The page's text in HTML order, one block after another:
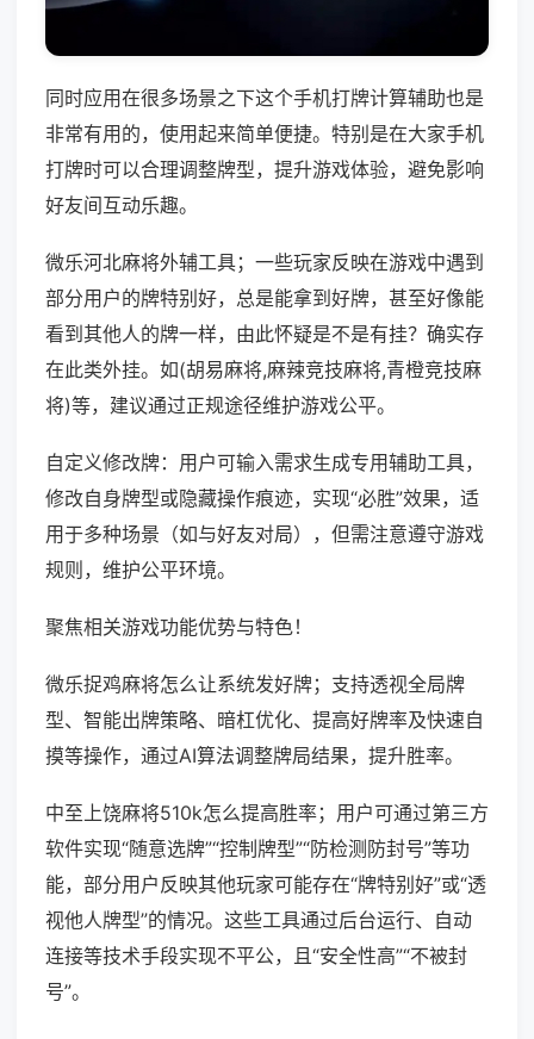
同时应用在很多场景之下这个手机打牌计算辅助也是
非常有用的，使用起来简单便捷。特别是在大家手机
打牌时可以合理调整牌型，提升游戏体验，避免影响
好友间互动乐趣。
微乐河北麻将外辅工具；一些玩家反映在游戏中遇到
部分用户的牌特别好，总是能拿到好牌，甚至好像能
看到其他人的牌一样，由此怀疑是不是有挂？确实存
在此类外挂。如(胡易麻将,麻辣竞技麻将,青橙竞技麻
将)等，建议通过正规途径维护游戏公平。
自定义修改牌：用户可输入需求生成专用辅助工具，
修改自身牌型或隐藏操作痕迹，实现“必胜”效果，适
用于多种场景（如与好友对局），但需注意遵守游戏
规则，维护公平环境。
聚焦相关游戏功能优势与特色！
微乐捉鸡麻将怎么让系统发好牌；支持透视全局牌
型、智能出牌策略、暗杠优化、提高好牌率及快速自
摸等操作，通过AI算法调整牌局结果，提升胜率。
中至上饶麻将510k怎么提高胜率；用户可通过第三方
软件实现“随意选牌”“控制牌型”“防检测防封号”等功
能，部分用户反映其他玩家可能存在“牌特别好”或“透
视他人牌型”的情况。这些工具通过后台运行、自动
连接等技术手段实现不平公，且“安全性高”“不被封
号”。